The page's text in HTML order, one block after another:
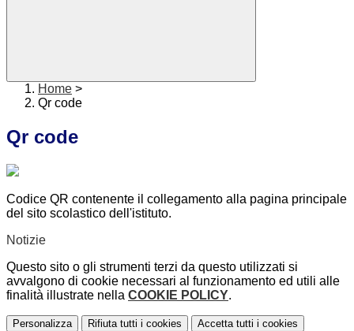
Home >
Qr code
Qr code
Codice QR contenente il collegamento alla pagina principale
del sito scolastico dell'istituto.
Notizie
Questo sito o gli strumenti terzi da questo utilizzati si
avvalgono di cookie necessari al funzionamento ed utili alle
finalità illustrate nella COOKIE POLICY.
Personalizza Rifiuta tutti i cookies Accetta tutti i cookies